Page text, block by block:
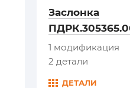
Заслонка
1 модификация
2 детали
ДЕТАЛИ